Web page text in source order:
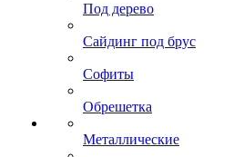
Под дерево
Сайдинг под брус
Софиты
Обрешетка
Металлические